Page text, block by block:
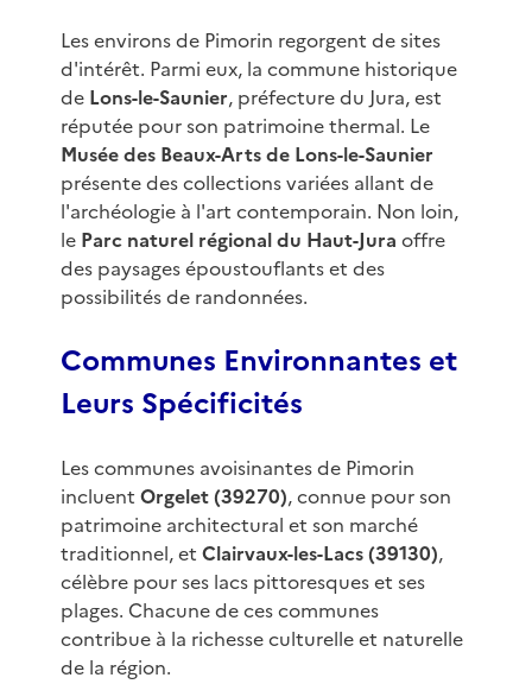
Les environs de Pimorin regorgent de sites
d'intérêt. Parmi eux, la commune historique
de Lons-le-Saunier, préfecture du Jura, est
réputée pour son patrimoine thermal. Le
Musée des Beaux-Arts de Lons-le-Saunier
présente des collections variées allant de
l'archéologie à l'art contemporain. Non loin,
le Parc naturel régional du Haut-Jura offre
des paysages époustouflants et des
possibilités de randonnées.
Communes Environnantes et
Leurs Spécificités
Les communes avoisinantes de Pimorin
incluent Orgelet (39270), connue pour son
patrimoine architectural et son marché
traditionnel, et Clairvaux-les-Lacs (39130),
célèbre pour ses lacs pittoresques et ses
plages. Chacune de ces communes
contribue à la richesse culturelle et naturelle
de la région.